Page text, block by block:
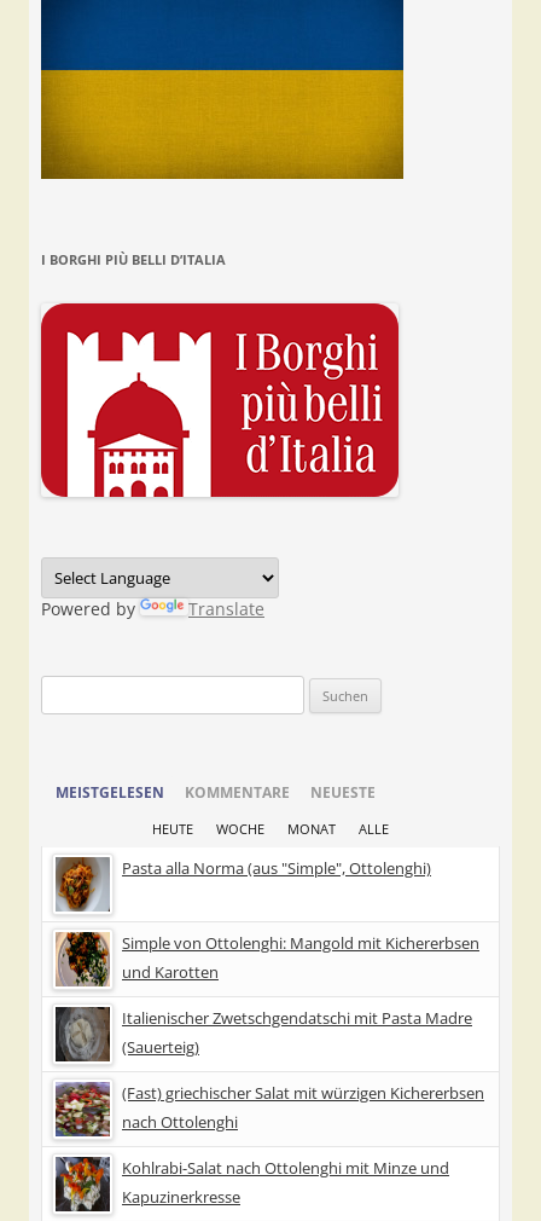
I BORGHI PIÙ BELLI D’ITALIA
Powered by Translate
nach:
MEISTGELESEN KOMMENTARE NEUESTE
HEUTE WOCHE MONAT ALLE
Pasta alla Norma (aus "Simple", Ottolenghi)
Simple von Ottolenghi: Mangold mit Kichererbsen
und Karotten
Italienischer Zwetschgendatschi mit Pasta Madre
(Sauerteig)
(Fast) griechischer Salat mit würzigen Kichererbsen
nach Ottolenghi
Kohlrabi-Salat nach Ottolenghi mit Minze und
Kapuzinerkresse